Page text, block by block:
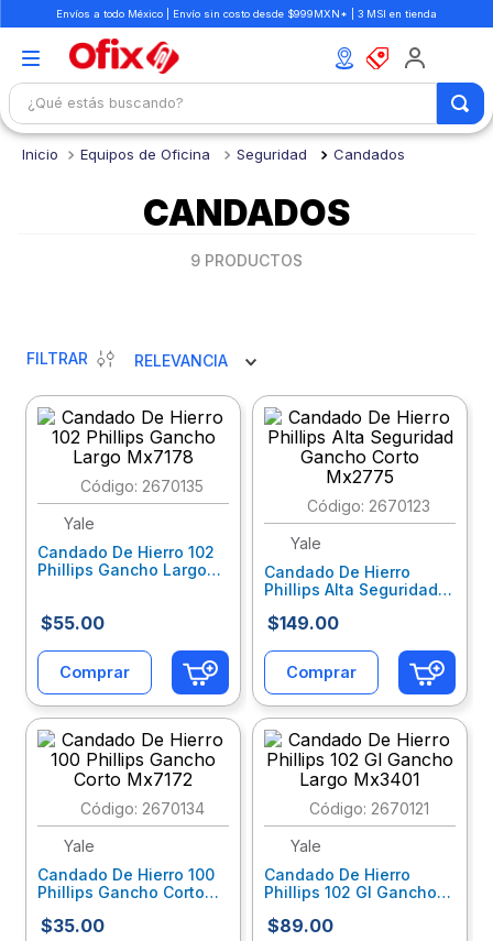
Envíos a todo México | Envío sin costo desde $999MXN* | 3 MSI en tienda
¿Qué estás buscando?
Equipos de Oficina Seguridad Candados
CANDADOS
9 PRODUCTOS
FILTRAR RELEVANCIA
: 2670135
Yale
Candado De Hierro 102
Phillips Gancho Largo
$55.00
Comprar
: 2670123
Yale
Candado De Hierro
Phillips Alta Seguridad
$149.00
Comprar
: 2670134
Yale
Candado De Hierro 100
Phillips Gancho Corto
$35.00
: 2670121
Yale
Candado De Hierro
Phillips 102 Gl Gancho
$89.00
TÉRMINOS MÁS BUSCADOS
boligrafo
7.
sacapuntas
escolar
escritorio
lapiz